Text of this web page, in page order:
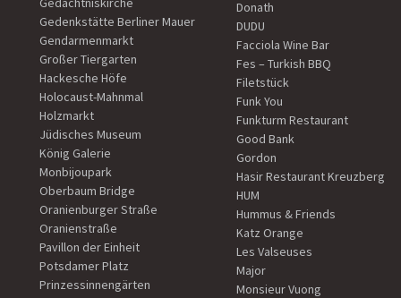
Gedenkstätte Berliner Mauer
Gendarmenmarkt
Großer Tiergarten
Hackesche Höfe
Holocaust-Mahnmal
Holzmarkt
Jüdisches Museum
König Galerie
Monbijoupark
Oberbaum Bridge
Oranienburger Straße
Oranienstraße
Pavillon der Einheit
Potsdamer Platz
Prinzessinnengärten
Donath
DUDU
Facciola Wine Bar
Fes – Turkish BBQ
Filetstück
Funk You
Funkturm Restaurant
Good Bank
Gordon
Hasir Restaurant Kreuzberg
HUM
Hummus & Friends
Katz Orange
Les Valseuses
Major
Monsieur Vuong